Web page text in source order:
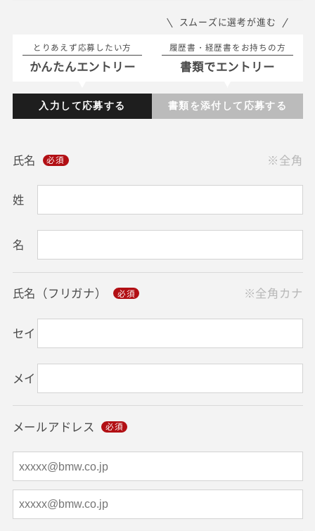
とりあえず応募したい方
かんたんエントリー
入力して応募する
スムーズに選考が進む
履歴書・経歴書をお持ちの方
書類でエントリー
書類を添付して応募する
氏名
姓
名
※全角
氏名（フリガナ）
セイ
メイ
※全角カナ
メールアドレス